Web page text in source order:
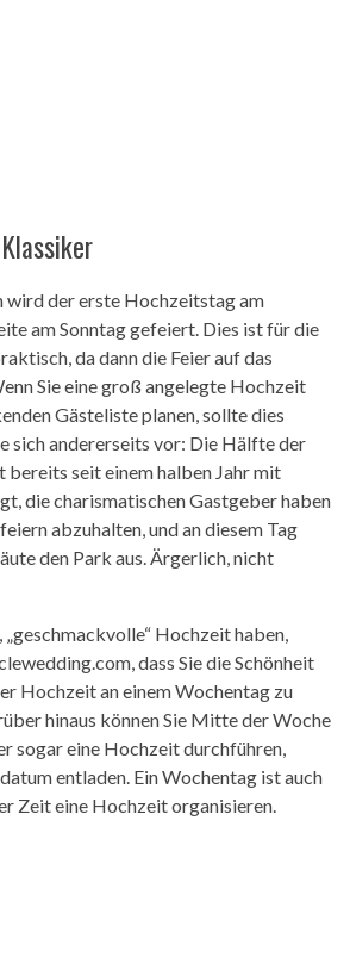
wird der erste Hochzeitstag am
am Sonntag gefeiert. Dies ist für die
da dann die Feier auf das
Sie eine groß angelegte Hochzeit
Gästeliste planen, sollte dies
sich andererseits vor: Die Hälfte der
bereits seit einem halben Jahr mit
die charismatischen Gastgeber haben
abzuhalten, und an diesem Tag
den Park aus. Ärgerlich, nicht
„geschmackvolle“ Hochzeit haben,
dass Sie die Schönheit
Hochzeit an einem Wochentag zu
hinaus können Sie Mitte der Woche
sogar eine Hochzeit durchführen,
entladen. Ein Wochentag ist auch
Zeit eine Hochzeit organisieren.